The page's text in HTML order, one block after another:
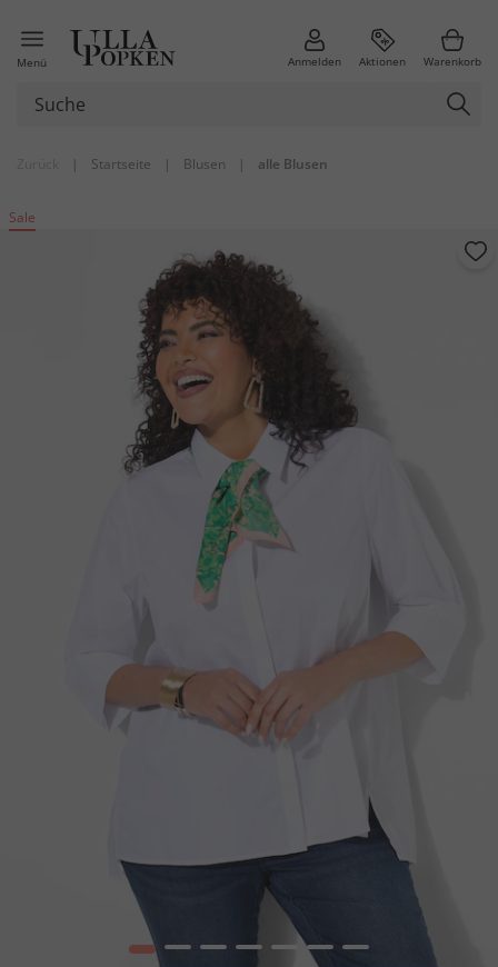
Menü Anmelden Aktionen Warenkorb
| Startseite | Blusen | alle Blusen
Sale
1 2 3 4 5 6 7